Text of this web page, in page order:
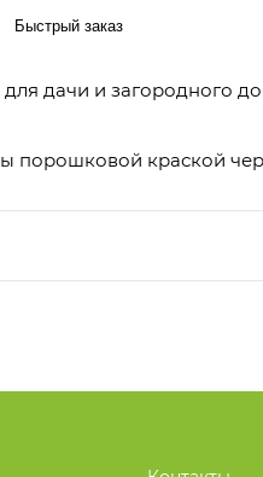
Быстрый заказ
дачи и загородного
порошковой краской